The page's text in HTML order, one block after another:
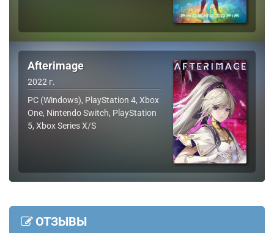
Afterimage
2022 г.
PC (Windows), PlayStation 4, Xbox
One, Nintendo Switch, PlayStation
5, Xbox Series X/S
ОТЗЫВЫ